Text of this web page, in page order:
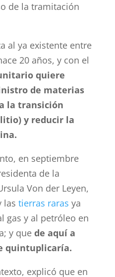
de la tramitación
al ya existente entre
20 años, y con el
quiere
de materias
la transición
y reducir la
en septiembre
de la
Von der Leyen,
las tierras raras ya
gas y al petróleo en
y que de aquí a
quintuplicaría.
explicó que en